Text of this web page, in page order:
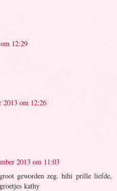
12:29
2013 om 12:26
2013 om 11:03
geworden zeg. hihi prille liefde,
kathy